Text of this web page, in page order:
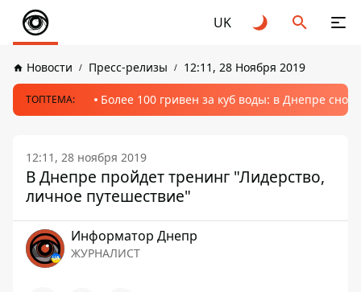
UK
Новости Пресс-релизы 12:11, 28 Ноября 2019
ТОПТЕМА: Более 100 гривен за куб воды: в Днепре
12:11, 28 ноября 2019
В Днепре пройдет тренинг "Лидерство,
личное путешествие"
Информатор Днепр
ЖУРНАЛИСТ